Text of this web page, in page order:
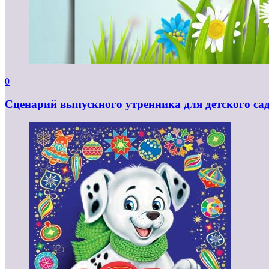
0
Сценарий выпускного утренника для детского